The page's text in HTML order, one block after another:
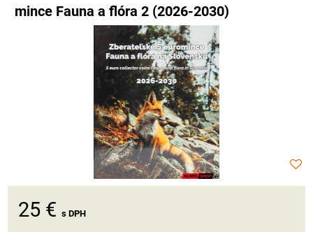
mince Fauna a flóra 2 (2026-2030)
25 € s DPH